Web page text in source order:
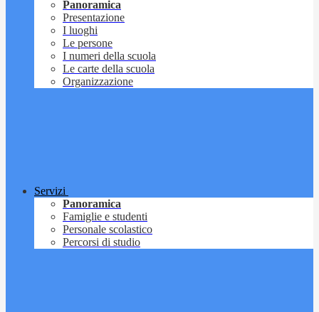
Panoramica
Presentazione
I luoghi
Le persone
I numeri della scuola
Le carte della scuola
Organizzazione
Servizi
Panoramica
Famiglie e studenti
Personale scolastico
Percorsi di studio